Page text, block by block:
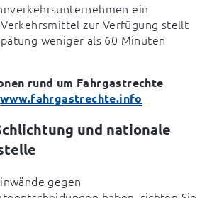
ein
zur Verfügung stellt
weniger als 60 Minuten
rund um Fahrgastrechte
www.fahrgastrechte.info
und nationale
gegen